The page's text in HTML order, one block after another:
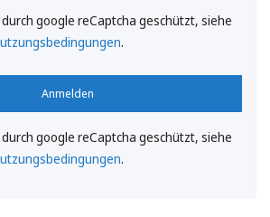
google reCaptcha geschützt, siehe
.
Anmelden
google reCaptcha geschützt, siehe
.